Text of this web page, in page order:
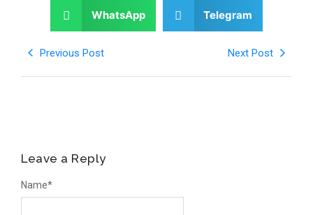
WhatsApp Telegram
Previous Post Next Post
Leave a Reply
Name*